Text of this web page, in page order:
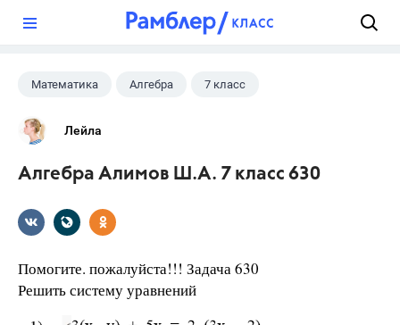
Математика Алгебра 7 класс
Лейла
Алгебра Алимов Ш.А. 7 класс 630
Помогите. пожалуйста!!! Задача 630
Решить систему уравнений